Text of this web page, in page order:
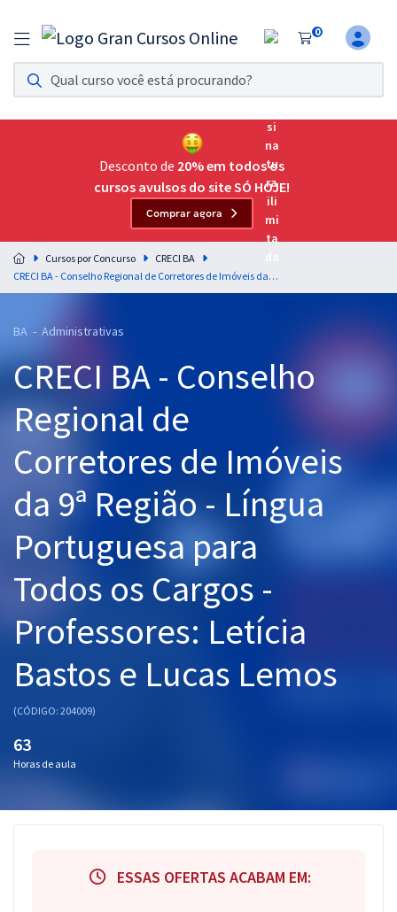
0
Assinatura Ilimitada 11
Acesso a todos os cursos. Teste grátis por 7 dias!
Assinatura OAB Até Passar
Acesso ilimitado a toda preparação para o Exame da
Residências Multiprofissionais
Preparação completa e intensiva para as principais
residências em saúde do Brasil
Cursos 20% OFF
Pós
Graduação
OAB
Questões grátis
Conteúdo gratuito
Aprovados
Desconto de 20% em todos os
cursos avulsos do site SÓ HOJE!
Comprar agora
Cursos por Concurso
CRECI BA
CRECI BA - Conselho Regional de Corretores de Imóveis da 9ª Região - Língua Portuguesa para Todos os Cargos - Professores: Letícia Bastos e Lucas Lemos
BA - Administrativas
CRECI BA - Conselho
Regional de
Corretores de Imóveis
da 9ª Região - Língua
Portuguesa para
Todos os Cargos -
Professores: Letícia
Bastos e Lucas Lemos
(CÓDIGO: 204009)
63
Horas de aula
ESSAS OFERTAS ACABAM EM: